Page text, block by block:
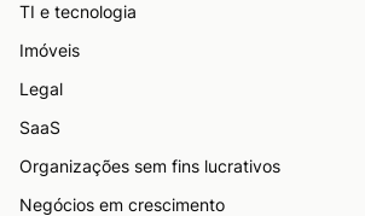
TI e tecnologia
Imóveis
Legal
SaaS
Organizações sem fins lucrativos
Negócios em crescimento